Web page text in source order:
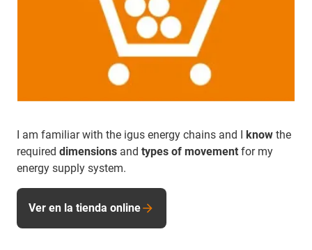
I am familiar with the igus energy chains and I know the
required dimensions and types of movement for my
energy supply system.
Ver en la tienda online